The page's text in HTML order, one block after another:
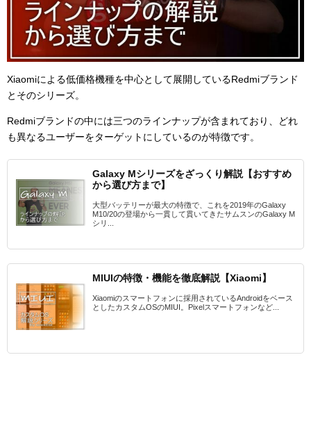
Xiaomiによる低価格機種を中心として展開しているRedmiブランド
とそのシリーズ。
Redmiブランドの中には三つのラインナップが含まれており、どれ
も異なるユーザーをターゲットにしているのが特徴です。
Galaxy Mシリーズをざっくり解説【おすすめ
から選び方まで】
大型バッテリーが最大の特徴で、これを2019年のGalaxy
M10/20の登場から一貫して貫いてきたサムスンのGalaxy M
シリ...
MIUIの特徴・機能を徹底解説【Xiaomi】
Xiaomiのスマートフォンに採用されているAndroidをベース
としたカスタムOSのMIUI。Pixelスマートフォンなど...